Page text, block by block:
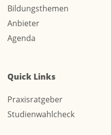
Bildungsthemen
Anbieter
Agenda
Quick Links
Praxisratgeber
Studienwahlcheck